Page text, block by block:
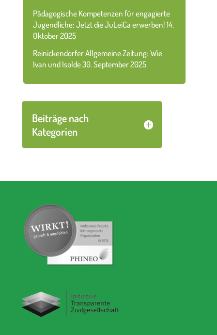
Pädagogische Kompetenzen für engagierte
Jugendliche: Jetzt die JuLeiCa erwerben!14.
Oktober 2025
Reinickendorfer Allgemeine Zeitung: Wie
Ivan und Isolde30. September 2025
Beiträge nach
Kategorien